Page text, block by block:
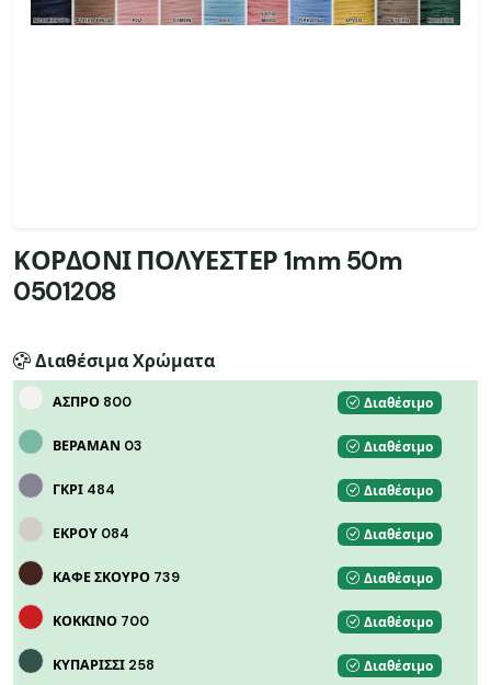
ΚΟΡΔΟΝΙ ΠΟΛΥΕΣΤΕΡ 1mm 50m
0501208
Διαθέσιμα Χρώματα
ΑΣΠΡΟ 800 Διαθέσιμο
ΒΕΡΑΜΑΝ 03 Διαθέσιμο
ΓΚΡΙ 484 Διαθέσιμο
ΕΚΡΟΥ 084 Διαθέσιμο
ΚΑΦΕ ΣΚΟΥΡΟ 739 Διαθέσιμο
ΚΟΚΚΙΝΟ 700 Διαθέσιμο
ΚΥΠΑΡΙΣΣΙ 258 Διαθέσιμο